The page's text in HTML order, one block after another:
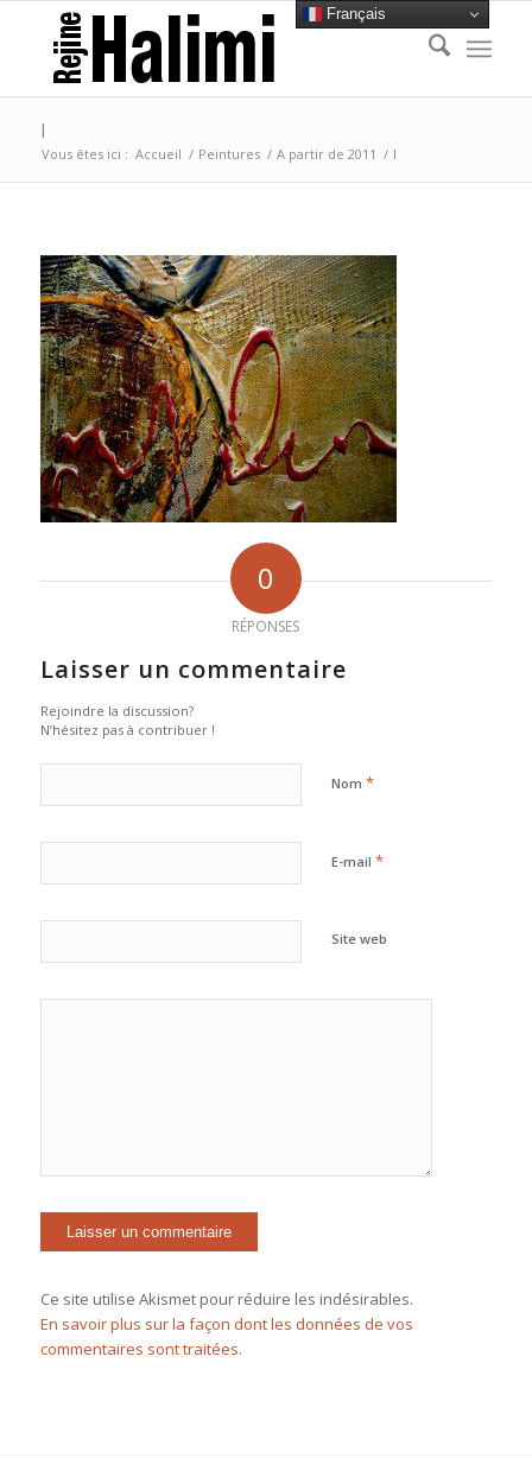
I
Vous êtes ici : Accueil / Peintures / A partir de 2011 / I
0
RÉPONSES
Laisser un commentaire
Rejoindre la discussion?
N’hésitez pas à contribuer !
Nom *
E-mail *
Site web
Ce site utilise Akismet pour réduire les indésirables.
En savoir plus sur la façon dont les données de vos
commentaires sont traitées.
Français